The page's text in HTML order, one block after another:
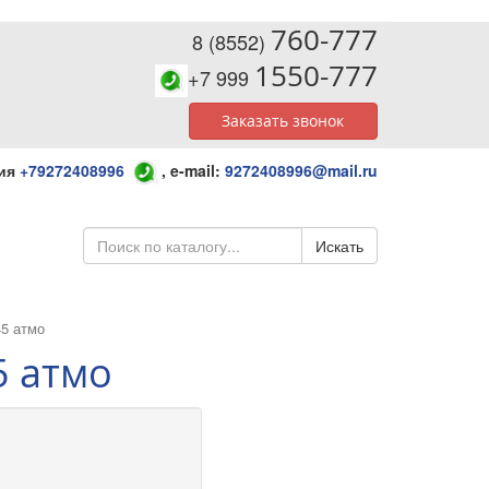
8 (8552) 760-777
+7 999 1550-777
Заказать звонок
+79272408996 , e-mail: 9272408996@mail.ru
Искать
атмо
атмо